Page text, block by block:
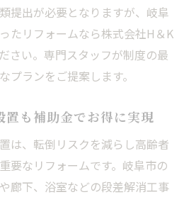
提出が必要となりますが、岐阜
たリフォームなら株式会社H＆K
さい。専門スタッフが制度の最
プランをご提案します。
置も補助金でお得に実現
は、転倒リスクを減らし高齢者
要なリフォームです。岐阜市の
廊下、浴室などの段差解消工事